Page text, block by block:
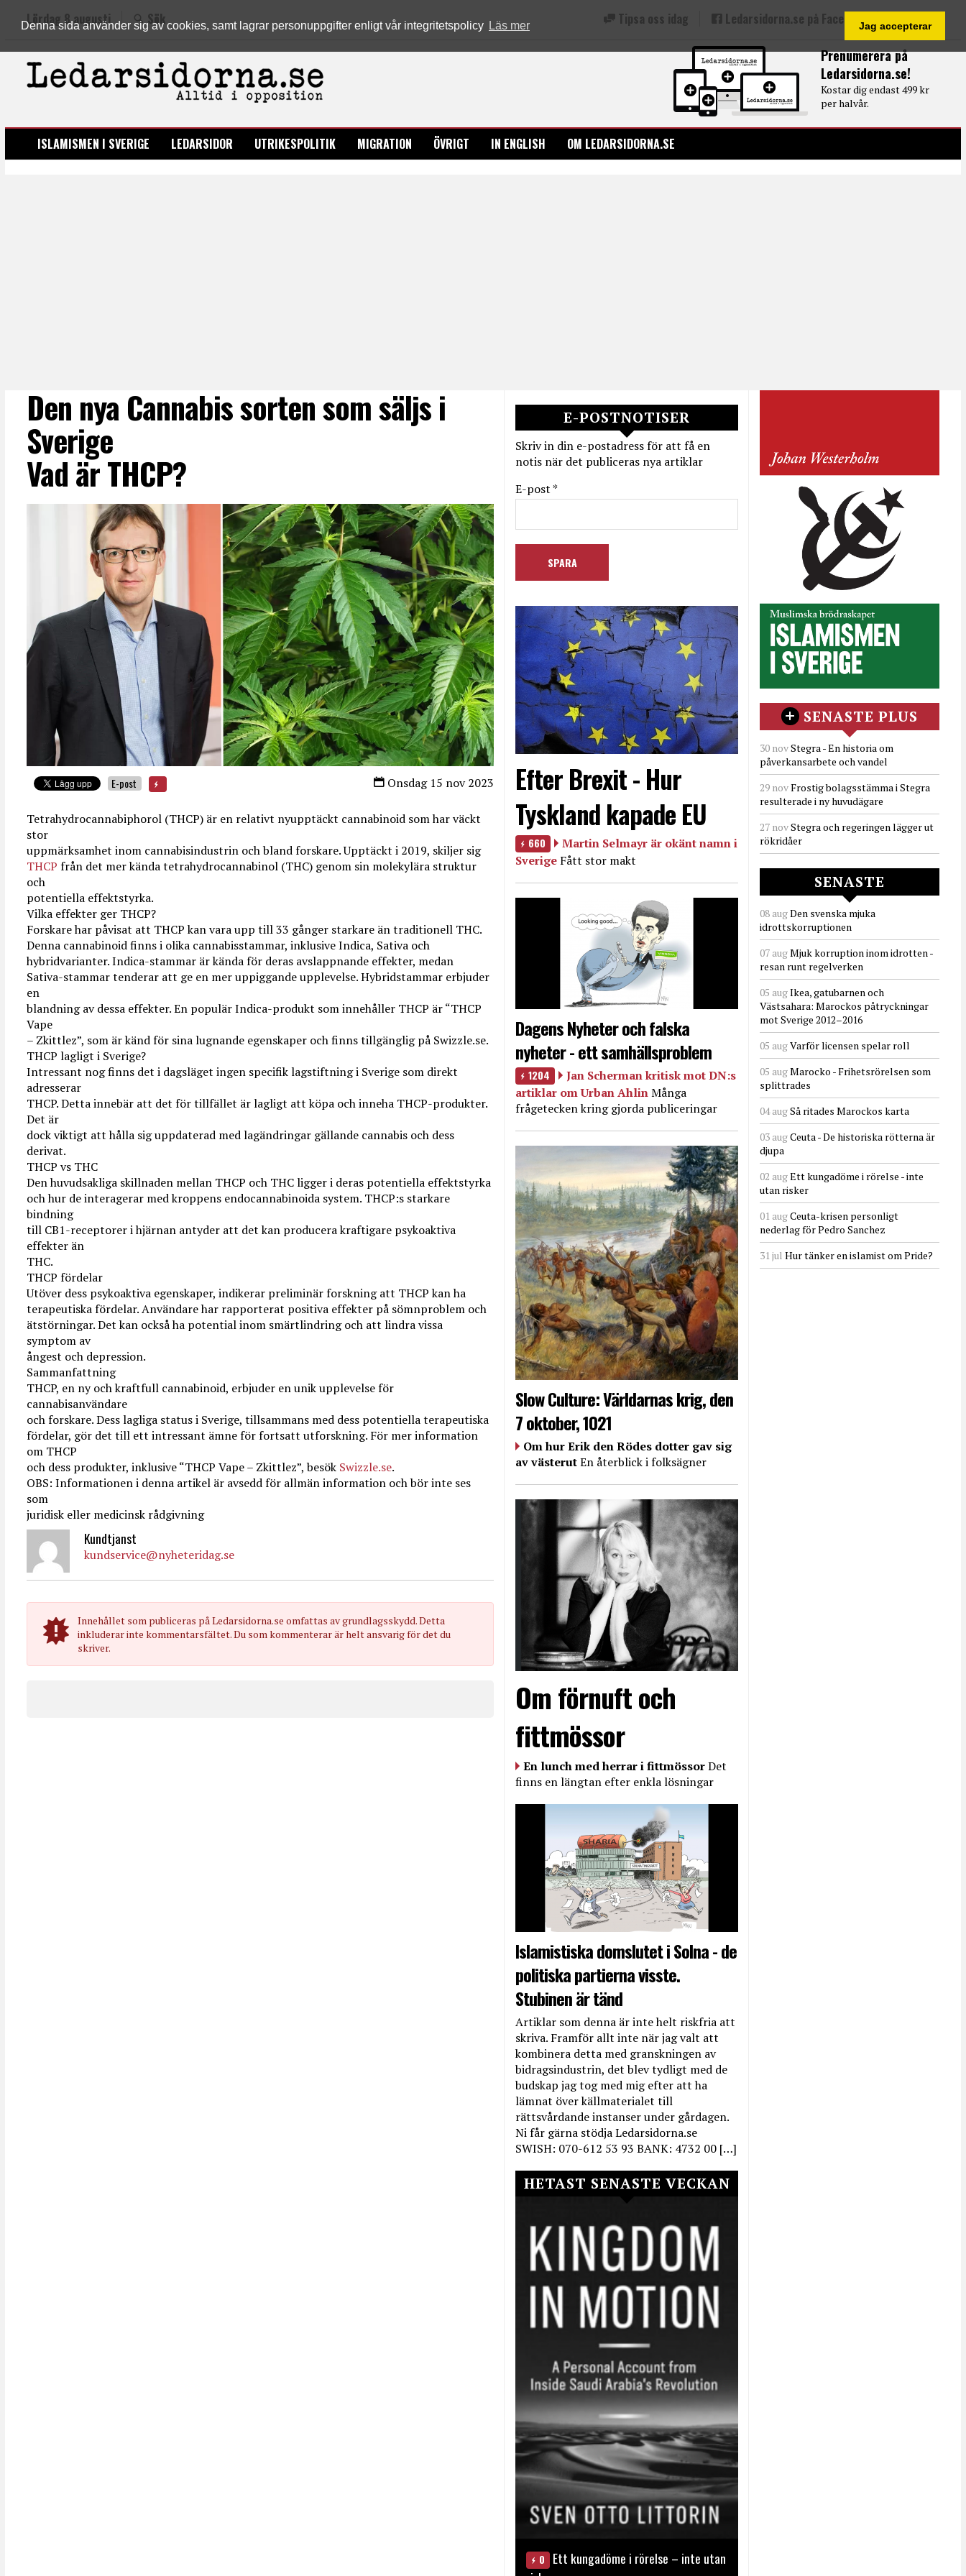
Denna sida använder sig av cookies, samt lagrar personuppgifter enligt vår integritetspolicy Läs mer Jag accepterar
Prenumerera på
Ledarsidorna.se!
Kostar dig endast 499 kr
per halvår.
Lördag 8 augusti Sök Tipsa oss idag Ledarsidorna.se på Facebook
LEDARSIDORNA.SE
ISLAMISMEN I SVERIGE LEDARSIDOR UTRIKESPOLITIK MIGRATION ÖVRIGT IN ENGLISH OM LEDARSIDORNA.SE
Den nya Cannabis sorten som säljs i
Sverige
Vad är THCP?
Onsdag 15 nov 2023
E-post
Tetrahydrocannabiphorol (THCP) är en relativt nyupptäckt cannabinoid som har väckt
stor
uppmärksamhet inom cannabisindustrin och bland forskare. Upptäckt i 2019, skiljer sig
THCP från det mer kända tetrahydrocannabinol (THC) genom sin molekylära struktur
och
potentiella effektstyrka.
Vilka effekter ger THCP?
Forskare har påvisat att THCP kan vara upp till 33 gånger starkare än traditionell THC.
Denna cannabinoid finns i olika cannabisstammar, inklusive Indica, Sativa och
hybridvarianter. Indica-stammar är kända för deras avslappnande effekter, medan
Sativa-stammar tenderar att ge en mer uppiggande upplevelse. Hybridstammar erbjuder
en
blandning av dessa effekter. En populär Indica-produkt som innehåller THCP är “THCP
Vape
– Zkittlez”, som är känd för sina lugnande egenskaper och finns tillgänglig på Swizzle.se.
THCP lagligt i Sverige?
Intressant nog finns det i dagsläget ingen specifik lagstiftning i Sverige som direkt
adresserar
THCP. Detta innebär att det för tillfället är lagligt att köpa och inneha THCP-produkter.
Det är
dock viktigt att hålla sig uppdaterad med lagändringar gällande cannabis och dess
derivat.
THCP vs THC
Den huvudsakliga skillnaden mellan THCP och THC ligger i deras potentiella effektstyrka
och hur de interagerar med kroppens endocannabinoida system. THCP:s starkare
bindning
till CB1-receptorer i hjärnan antyder att det kan producera kraftigare psykoaktiva
effekter än
THC.
THCP fördelar
Utöver dess psykoaktiva egenskaper, indikerar preliminär forskning att THCP kan ha
terapeutiska fördelar. Användare har rapporterat positiva effekter på sömnproblem och
ätstörningar. Det kan också ha potential inom smärtlindring och att lindra vissa
symptom av
ångest och depression.
Sammanfattning
THCP, en ny och kraftfull cannabinoid, erbjuder en unik upplevelse för
cannabisanvändare
och forskare. Dess lagliga status i Sverige, tillsammans med dess potentiella terapeutiska
fördelar, gör det till ett intressant ämne för fortsatt utforskning. För mer information
om THCP
och dess produkter, inklusive “THCP Vape – Zkittlez”, besök Swizzle.se.
OBS: Informationen i denna artikel är avsedd för allmän information och bör inte ses
som
juridisk eller medicinsk rådgivning
Kundtjanst
kundservice@nyheteridag.se
Innehållet som publiceras på Ledarsidorna.se omfattas av grundlagsskydd. Detta
inkluderar inte kommentarsfältet. Du som kommenterar är helt ansvarig för det du
skriver.
E-POSTNOTISER
Skriv in din e-postadress för att få en
notis när det publiceras nya artiklar
E-post *
Efter Brexit - Hur
Tyskland kapade EU
660
Martin Selmayr är okänt namn i
Sverige Fått stor makt
Dagens Nyheter och falska
nyheter - ett samhällsproblem
1204
Jan Scherman kritisk mot DN:s
artiklar om Urban AhlinMånga
frågetecken kring gjorda publiceringar
Slow Culture: Världarnas krig, den
7 oktober, 1021
Om hur Erik den Rödes dotter gav sig
av västerutEn återblick i folksägner
Om förnuft och
fittmössor
En lunch med herrar i fittmössorDet
finns en längtan efter enkla lösningar
Islamistiska domslutet i Solna - de
politiska partierna visste.
Stubinen är tänd
Artiklar som denna är inte helt riskfria att
skriva. Framför allt inte när jag valt att
kombinera detta med granskningen av
bidragsindustrin, det blev tydligt med de
budskap jag tog med mig efter att ha
lämnat över källmaterialet till
rättsvårdande instanser under gårdagen.
Ni får gärna stödja Ledarsidorna.se
SWISH: 070-612 53 93 BANK: 4732 00 […]
HETAST SENASTE VECKAN
0
Ett kungadöme i rörelse – inte utan
SENASTE PLUS
30 novStegra - En historia om
påverkansarbete och vandel
29 novFrostig bolagsstämma i Stegra
resulterade i ny huvudägare
27 novStegra och regeringen lägger ut
rökridåer
SENASTE
08 augDen svenska mjuka
idrottskorruptionen
07 augMjuk korruption inom idrotten -
resan runt regelverken
05 augIkea, gatubarnen och
Västsahara: Marockos påtryckningar
mot Sverige 2012–2016
05 augVarför licensen spelar roll
05 augMarocko - Frihetsrörelsen som
splittrades
04 augSå ritades Marockos karta
03 augCeuta - De historiska rötterna är
djupa
02 augEtt kungadöme i rörelse - inte
utan risker
01 augCeuta-krisen personligt
nederlag för Pedro Sanchez
31 jul Hur tänker en islamist om Pride?